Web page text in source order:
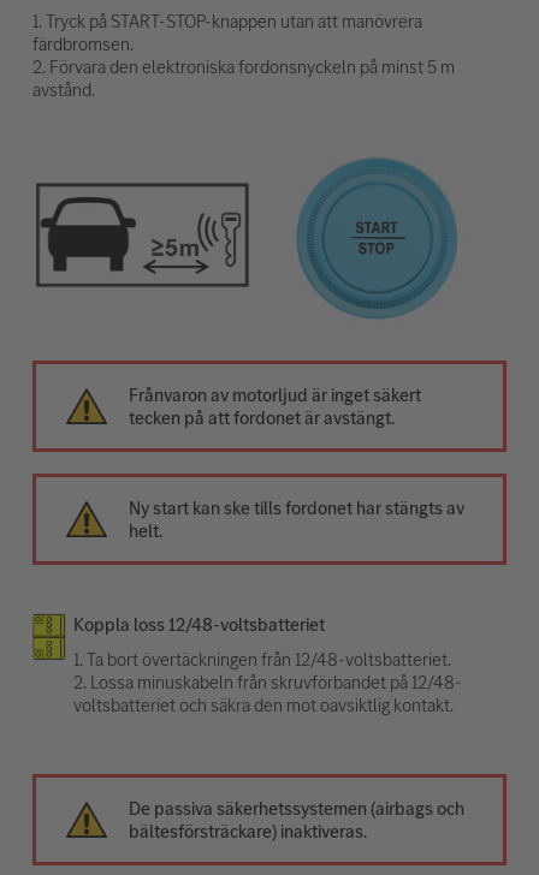
1. Tryck på START-STOP-knappen utan att manövrera
färdbromsen.
2. Förvara den elektroniska fordonsnyckeln på minst 5 m
avstånd.
Frånvaron av motorljud är inget säkert
tecken på att fordonet är avstängt.
Ny start kan ske tills fordonet har stängts av
helt.
Koppla loss 12/48-voltsbatteriet
1. Ta bort övertäckningen från 12/48-voltsbatteriet.
2. Lossa minuskabeln från skruvförbandet på 12/48-
voltsbatteriet och säkra den mot oavsiktlig kontakt.
De passiva säkerhetssystemen (airbags och
bältesförsträckare) inaktiveras.